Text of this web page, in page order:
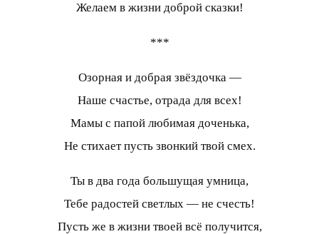
Желаем в жизни доброй сказки!
***
Озорная и добрая звёздочка —
Наше счастье, отрада для всех!
Мамы с папой любимая доченька,
Не стихает пусть звонкий твой смех.
Ты в два года большущая умница,
Тебе радостей светлых — не счесть!
Пусть же в жизни твоей всё получится,